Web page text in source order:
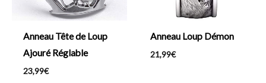
Anneau Tête de Loup
Ajouré Réglable
23,99€
Anneau Loup Démon
21,99€